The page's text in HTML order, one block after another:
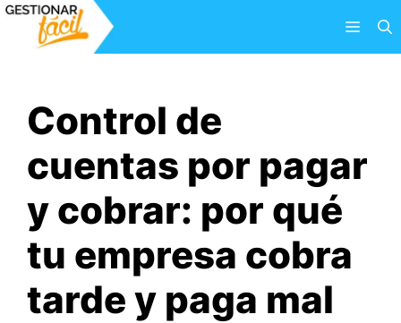
Saltar
Menú
Control de
cuentas por pagar
y cobrar: por qué
tu empresa cobra
tarde y paga mal